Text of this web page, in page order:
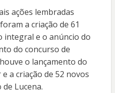
ações lembradas
a criação de 61
integral e o anúncio do
do concurso de
o lançamento do
a criação de 52 novos
Lucena.